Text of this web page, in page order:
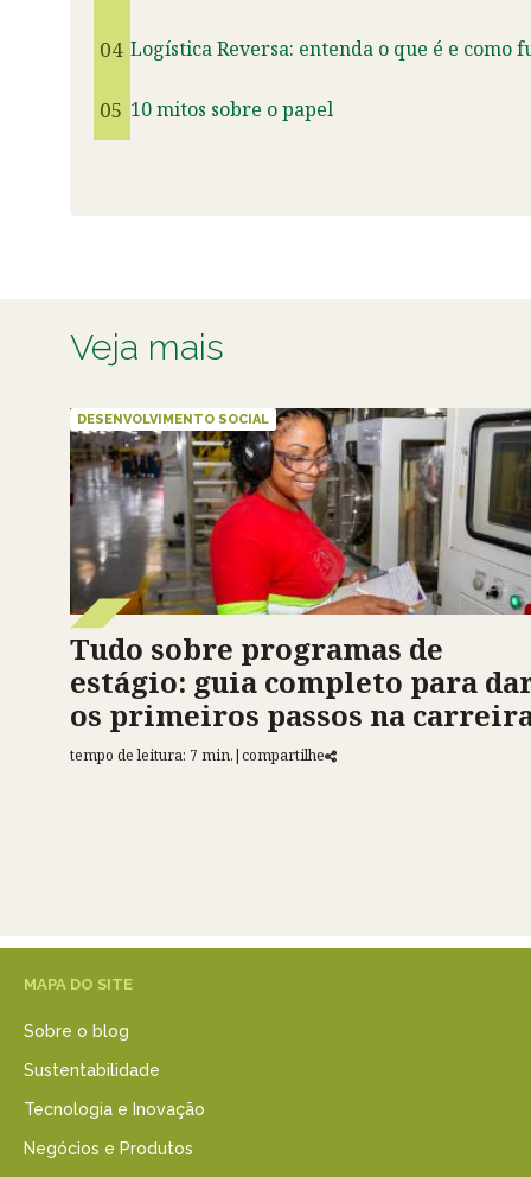
04 Logística Reversa: entenda o que é e como
05 10 mitos sobre o papel
Veja mais
DESENVOLVIMENTO SOCIAL
Tudo sobre programas de
estágio: guia completo para
os primeiros passos na
tempo de leitura: 7 min.|compartilhe
MAPA DO SITE
Sobre o blog
Sustentabilidade
Tecnologia e Inovação
Negócios e Produtos